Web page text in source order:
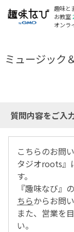
趣味と
お教室
オンラ
ミュージック
質問内容をご入
こちらのお問
タジオroots』
す。
『趣味なび』
ちらからお問
また、営業を
い。